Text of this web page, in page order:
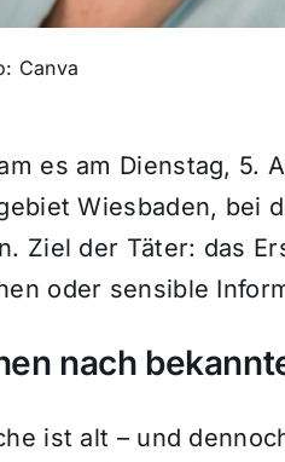
Canva
es am Dienstag, 5.
Wiesbaden, bei
Ziel der Täter: das
oder sensible
nach
ist alt – und